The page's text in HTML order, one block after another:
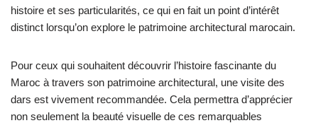
histoire et ses particularités, ce qui en fait un point d’intérêt
distinct lorsqu’on explore le patrimoine architectural marocain.
Pour ceux qui souhaitent découvrir l’histoire fascinante du
Maroc à travers son patrimoine architectural, une visite des
dars est vivement recommandée. Cela permettra d’apprécier
non seulement la beauté visuelle de ces remarquables